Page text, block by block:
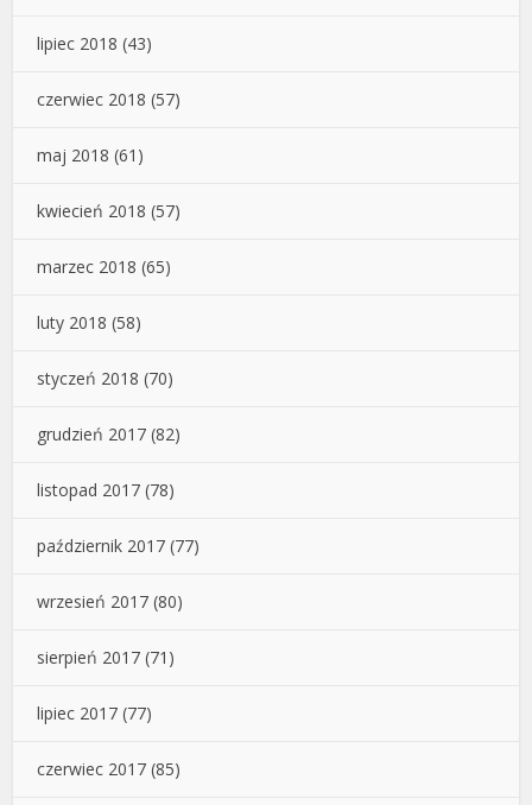
lipiec 2018 (43)
czerwiec 2018 (57)
maj 2018 (61)
kwiecień 2018 (57)
marzec 2018 (65)
luty 2018 (58)
styczeń 2018 (70)
grudzień 2017 (82)
listopad 2017 (78)
październik 2017 (77)
wrzesień 2017 (80)
sierpień 2017 (71)
lipiec 2017 (77)
czerwiec 2017 (85)